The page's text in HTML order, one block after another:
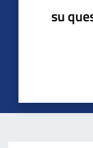
su